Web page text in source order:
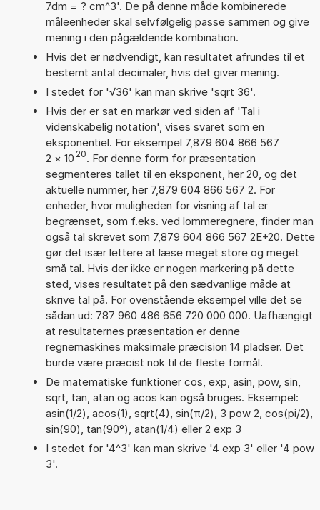
7dm = ? cm^3'. De på denne måde kombinerede
måleenheder skal selvfølgelig passe sammen og give
mening i den pågældende kombination.
Hvis det er nødvendigt, kan resultatet afrundes til et
bestemt antal decimaler, hvis det giver mening.
I stedet for '√36' kan man skrive 'sqrt 36'.
Hvis der er sat en markør ved siden af 'Tal i
videnskabelig notation', vises svaret som en
eksponentiel. For eksempel 7,879 604 866 567
2 × 10 20. For denne form for præsentation
segmenteres tallet til en eksponent, her 20, og det
aktuelle nummer, her 7,879 604 866 567 2. For
enheder, hvor muligheden for visning af tal er
begrænset, som f.eks. ved lommeregnere, finder man
også tal skrevet som 7,879 604 866 567 2E+20. Dette
gør det især lettere at læse meget store og meget
små tal. Hvis der ikke er nogen markering på dette
sted, vises resultatet på den sædvanlige måde at
skrive tal på. For ovenstående eksempel ville det se
sådan ud: 787 960 486 656 720 000 000. Uafhængigt
at resultaternes præsentation er denne
regnemaskines maksimale præcision 14 pladser. Det
burde være præcist nok til de fleste formål.
De matematiske funktioner cos, exp, asin, pow, sin,
sqrt, tan, atan og acos kan også bruges. Eksempel:
asin(1/2), acos(1), sqrt(4), sin(π/2), 3 pow 2, cos(pi/2),
sin(90), tan(90°), atan(1/4) eller 2 exp 3
I stedet for '4^3' kan man skrive '4 exp 3' eller '4 pow
3'.